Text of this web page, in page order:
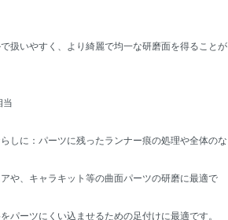
扱いやすく、より綺麗で均一な研磨面を得ることが
当
しに：パーツに残ったランナー痕の処理や全体のな
や、キャラキット等の曲面パーツの研磨に最適で
パーツにくい込ませるための足付けに最適です。